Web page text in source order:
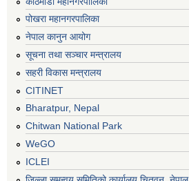
पोखरा महानगरपालिका
नेपाल कानुन आयोग
सूचना तथा सञ्चार मन्त्रालय
सहरी विकास मन्त्रालय
CITINET
Bharatpur, Nepal
Chitwan National Park
WeGO
ICLEI